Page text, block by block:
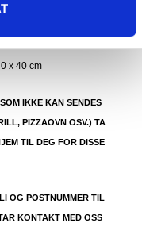
x 40 cm
IKKE KAN SENDES
PIZZAOVN OSV.) TA
TIL DEG FOR DISSE
OG POSTNUMMER TIL
KONTAKT MED OSS